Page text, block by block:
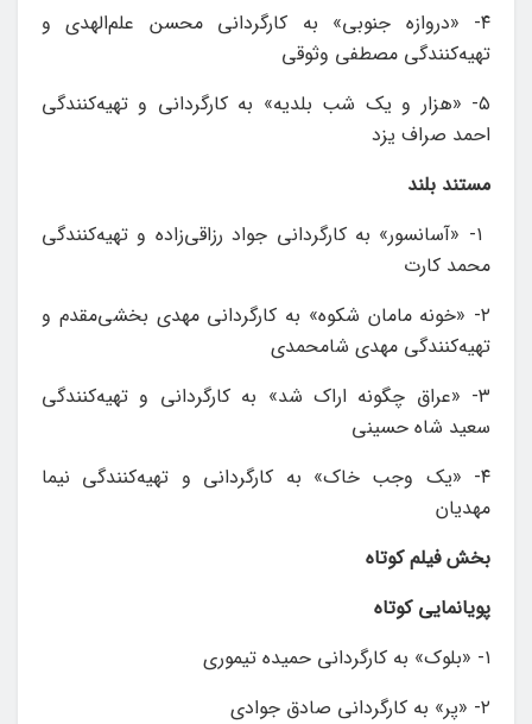
۴- «دروازه جنوبی» به کارگردانی محسن علم‌الهدی و
تهیه‌کنندگی مصطفی وثوقی
۵- «هزار و یک شب بلدیه» به کارگردانی و تهیه‌کنندگی
احمد صراف یزد
مستند بلند
‌ ۱- «آسانسور» به کارگردانی جواد رزاقی‌زاده و تهیه‌کنندگی
محمد کارت
۲- «خونه مامان شکوه» به کارگردانی مهدی‌ بخشی‌مقدم و
تهیه‌کنندگی مهدی ‌شامحمدی
۳- «عراق چگونه اراک شد» به کارگردانی و تهیه‌کنندگی
سعید شاه حسینی
۴- «یک وجب خاک» به کارگردانی و تهیه‌کنندگی نیما
مهدیان
بخش فیلم کوتاه
پویانمایی کوتاه
۱- «بلوک» به کارگردانی حمیده تیموری
۲- «پر» به کارگردانی صادق جوادی